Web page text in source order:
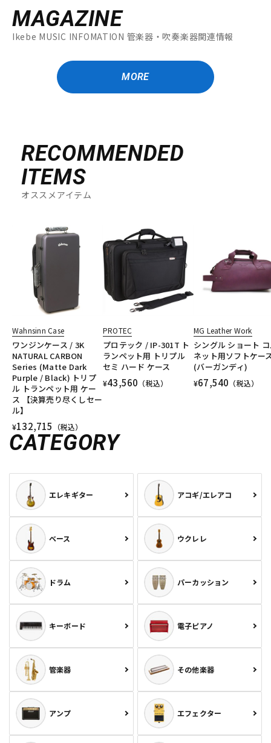
MAGAZINE
Ikebe MUSIC INFOMATION 管楽器・吹奏楽器関連情報
MORE
RECOMMENDED
ITEMS
オススメアイテム
Wahnsinn Case
ワンジンケース / 3K
NATURAL CARBON
Series (Matte Dark
Purple / Black) トリプ
ル トランペット用 ケー
ス 【決算売り尽くしセー
ル】
¥132,715 （税込）
PROTEC
プロテック / IP-301T ト
ランペット用 トリプル
セミ ハード ケース
¥43,560 （税込）
MG Leather Work
シングル ショート
ネット用ソフトケー
(バーガンディ)
¥67,540 （税込）
CATEGORY
エレキギター アコギ/エレアコ
ベース ウクレレ
ドラム パーカッション
キーボード 電子ピアノ
管楽器 その他楽器
アンプ エフェクター